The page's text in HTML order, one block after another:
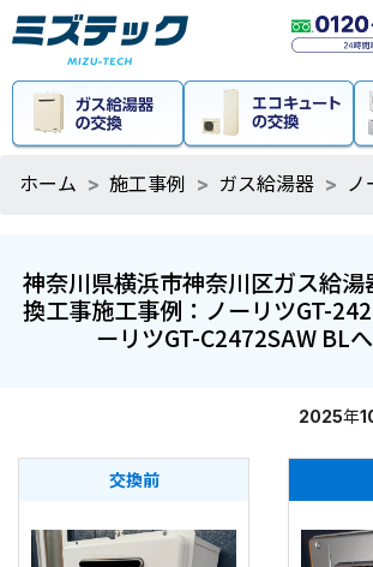
ホーム 施工事例 ガス給湯器 ノ
神奈川県横浜市神奈川区ガス給
換工事施工事例：ノーリツGT-
ーリツGT-C2472SAW BL
2025年
交換前